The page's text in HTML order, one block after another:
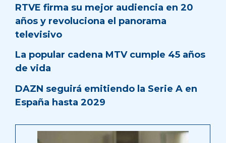
RTVE firma su mejor audiencia en 20
años y revoluciona el panorama
televisivo
La popular cadena MTV cumple 45 años
de vida
DAZN seguirá emitiendo la Serie A en
España hasta 2029